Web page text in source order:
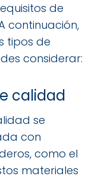
de
continuación,
tipos de
considerar:
calidad
se
con
como el
materiales